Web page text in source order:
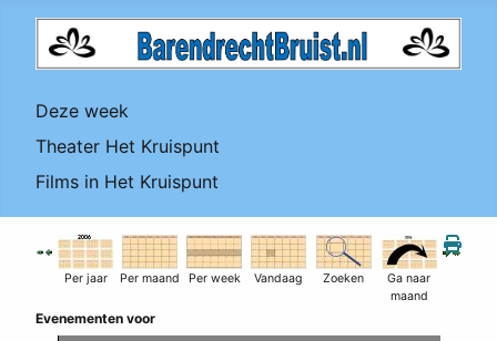
Deze week
Theater Het Kruispunt
Films in Het Kruispunt
Per jaar Per maand Per week Vandaag Zoeken
Ga naar
maand
Evenementen voor